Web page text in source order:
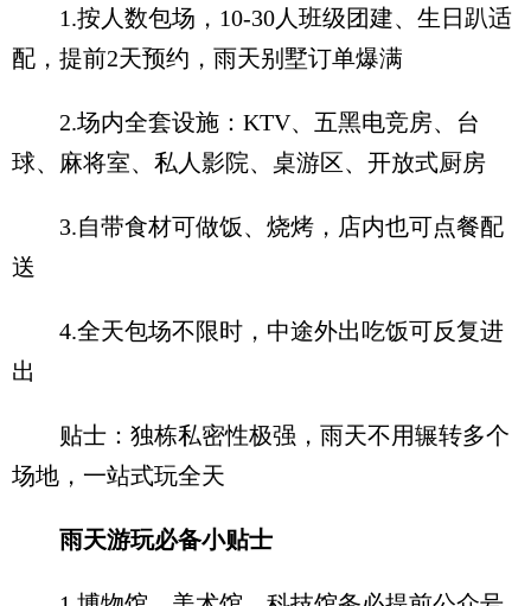
1.按人数包场，10-30人班级团建、生日趴适
配，提前2天预约，雨天别墅订单爆满
2.场内全套设施：KTV、五黑电竞房、台
球、麻将室、私人影院、桌游区、开放式厨房
3.自带食材可做饭、烧烤，店内也可点餐配
送
4.全天包场不限时，中途外出吃饭可反复进
出
贴士：独栋私密性极强，雨天不用辗转多个
场地，一站式玩全天
雨天游玩必备小贴士